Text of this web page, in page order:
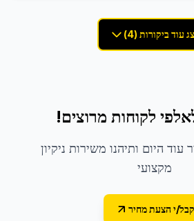
עוד ביקורות (4)
לקוחות מרוצים!
היום ותיהנו משירות ניקיון
מקצועי
קבל/י הצעת מחיר